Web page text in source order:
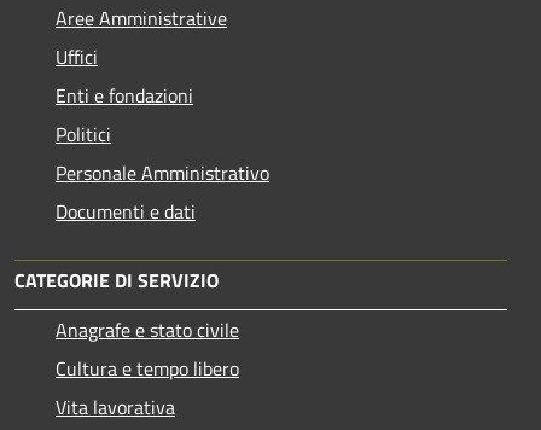
Aree Amministrative
Uffici
Enti e fondazioni
Politici
Personale Amministrativo
Documenti e dati
CATEGORIE DI SERVIZIO
Anagrafe e stato civile
Cultura e tempo libero
Vita lavorativa